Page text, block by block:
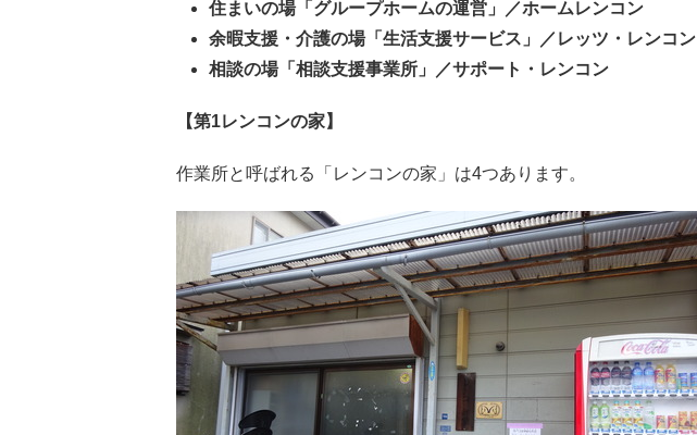
住まいの場「グループホームの運営」／ホームレンコン
余暇支援・介護の場「生活支援サービス」／レッツ・レンコン
相談の場「相談支援事業所」／サポート・レンコン
【第1レンコンの家】
作業所と呼ばれる「レンコンの家」は4つあります。